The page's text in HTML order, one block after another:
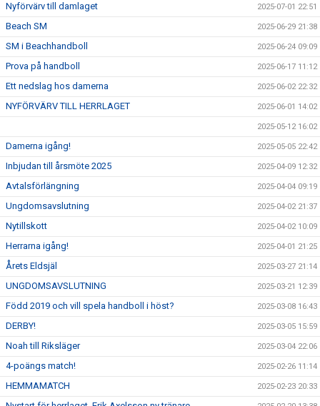
Nyförvärv till damlaget 2025-07-01 22:51
Beach SM 2025-06-29 21:38
SM i Beachhandboll 2025-06-24 09:09
Prova på handboll 2025-06-17 11:12
Ett nedslag hos damerna 2025-06-02 22:32
NYFÖRVÄRV TILL HERRLAGET 2025-06-01 14:02
2025-05-12 16:02
Damerna igång! 2025-05-05 22:42
Inbjudan till årsmöte 2025 2025-04-09 12:32
Avtalsförlängning 2025-04-04 09:19
Ungdomsavslutning 2025-04-02 21:37
Nytillskott 2025-04-02 10:09
Herrarna igång! 2025-04-01 21:25
Årets Eldsjäl 2025-03-27 21:14
UNGDOMSAVSLUTNING 2025-03-21 12:39
Född 2019 och vill spela handboll i höst? 2025-03-08 16:43
DERBY! 2025-03-05 15:59
Noah till Riksläger 2025-03-04 22:06
4-poängs match! 2025-02-26 11:14
HEMMAMATCH 2025-02-23 20:33